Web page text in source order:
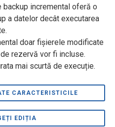
backup incremental oferă o
a datelor decât executarea
doar fișierele modificate
rezervă vor fi incluse.
mai scurtă de execuție.
CARACTERISTICILE
EDIȚIA